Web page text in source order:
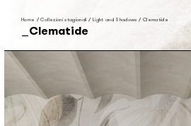
Home /Collezioni stagionali/ Light and Shadows / Clematide
Clematide